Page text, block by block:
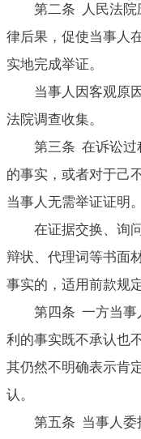
第二条 人民法院
律后果，促使当事人
实地完成举证。
当事人因客观原
法院调查收集。
第三条 在诉讼过
的事实，或者对于己
当事人无需举证证明。
在证据交换、询
辩状、代理词等书面
事实的，适用前款规定
第四条 一方当事
利的事实既不承认也
其仍然不明确表示肯
认。
第五条 当事人委